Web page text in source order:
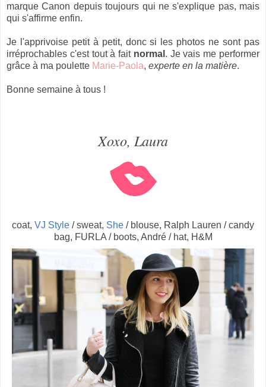
marque Canon depuis toujours qui ne s'explique pas, mais
qui s'affirme enfin.
Je l'apprivoise petit à petit, donc si les photos ne sont pas
irréprochables c'est tout à fait normal . Je vais me performer
grâce à ma poulette Marie-Paola, experte en la matière.
Bonne semaine à tous !
Xoxo, Laura
coat, VJ Style / sweat, She / blouse, Ralph Lauren / candy
bag, FURLA / boots, André / hat, H&M